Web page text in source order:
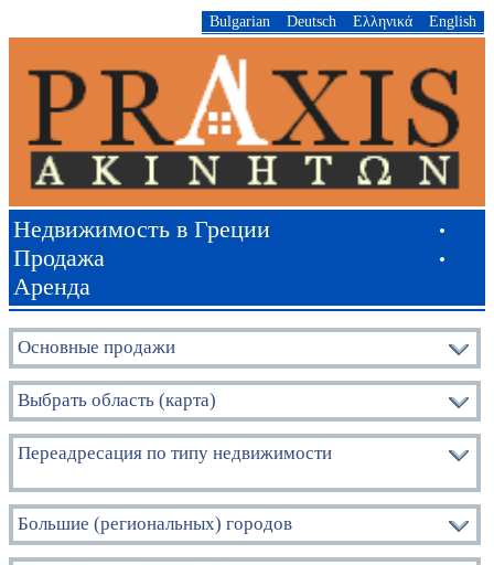
Bulgarian Deutsch Ελληνικά English
Недвижимость в Греции •
Продажа •
Аренда
Основные продажи
Выбрать область (карта)
Переадресация по типу недвижимости
Большие (региональных) городов